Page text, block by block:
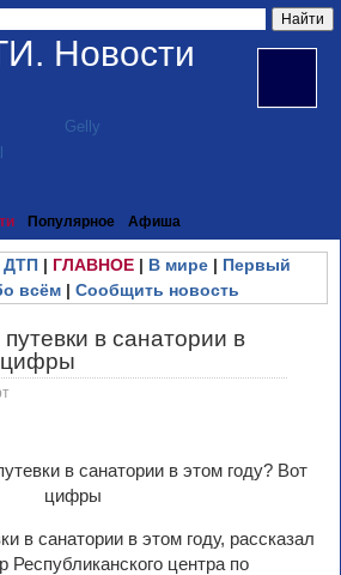
Новости
Популярное Афиша
ДТП| ГЛАВНОЕ| В мире| Первый
всём | Сообщить новость
в санатории в
цифры
в санатории в этом году, рассказал
Республиканского центра по